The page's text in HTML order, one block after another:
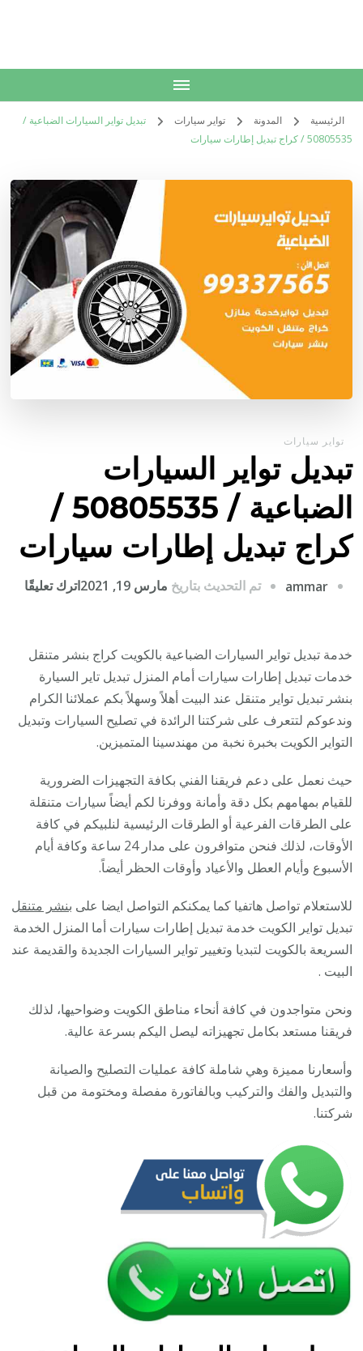
الرئيسية المدونة تواير سيارات
تبديل تواير السيارات الضباعية /
50805535‬ / كراج تبديل إطارات سيارات
تواير سيارات
تبديل تواير السيارات
الضباعية / 50805535‬ /
كراج تبديل إطارات سيارات
ammar تم التحديث بتاريخ مارس 19, 2021 اترك تعليقًا
خدمة تبديل تواير السيارات الضباعية بالكويت كراج بنشر متنقل
خدمات تبديل إطارات سيارات أمام المنزل تبديل تاير السيارة
بنشر تبديل تواير متنقل عند البيت أهلاً وسهلاً بكم عملائنا الكرام
وندعوكم لتتعرف على شركتنا الرائدة في تصليح السيارات وتبديل
التواير الكويت بخبرة نخبة من مهندسينا المتميزين.
حيث نعمل على دعم فريقنا الفني بكافة التجهيزات الضرورية
للقيام بمهامهم بكل دقة وأمانة ووفرنا لكم أيضاً سيارات متنقلة
على الطرقات الفرعية أو الطرقات الرئيسية لنلبيكم في كافة
الأوقات، لذلك فنحن متوافرون على مدار 24 ساعة وكافة أيام
الأسبوع وأيام العطل والأعياد وأوقات الحظر أيضاً.
للاستعلام تواصل هاتفيا كما يمكنكم التواصل ايضا على بنشر متنقل
تبديل تواير الكويت خدمة تبديل إطارات سيارات أما المنزل الخدمة
السريعة بالكويت لتبديا وتغيير تواير السيارات الجديدة والقديمة عند
البيت .
ونحن متواجدون في كافة أنحاء مناطق الكويت وضواحيها، لذلك
فريقنا مستعد بكامل تجهيزاته ليصل اليكم بسرعة عالية.
وأسعارنا مميزة وهي شاملة كافة عمليات التصليح والصيانة
والتبديل والفك والتركيب وبالفاتورة مفصلة ومختومة من قبل
شركتنا.